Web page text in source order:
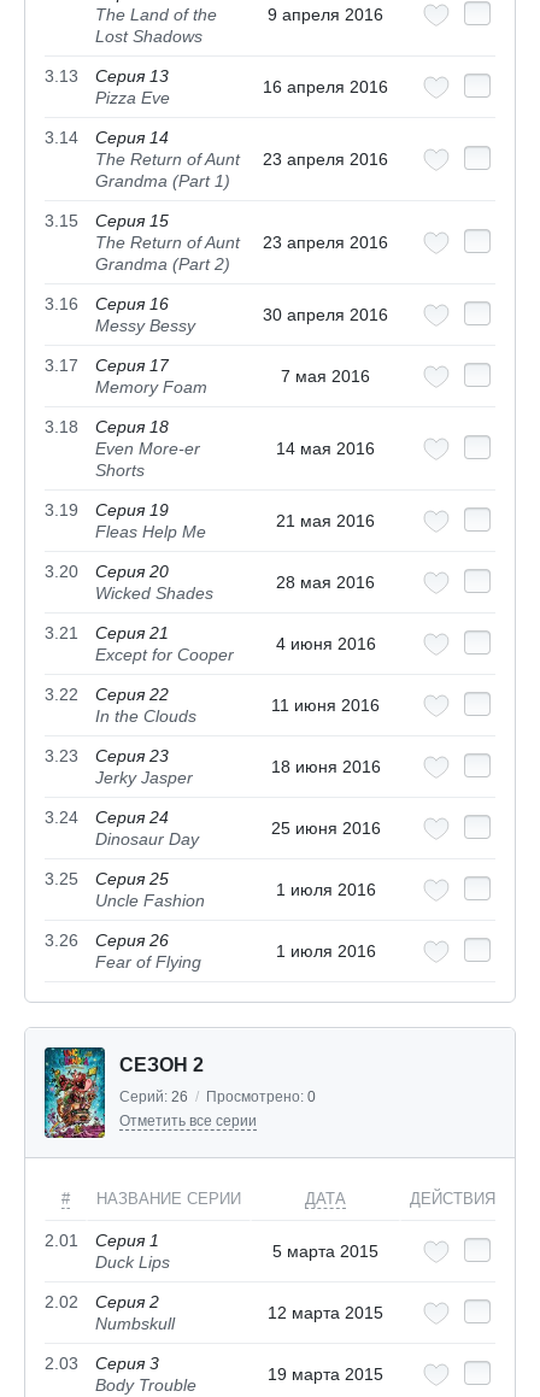
The Land of the
Lost Shadows
9 апреля 2016
3.13
Серия 13
Pizza Eve
16 апреля 2016
3.14
Серия 14
The Return of Aunt
Grandma (Part 1)
23 апреля 2016
3.15
Серия 15
The Return of Aunt
Grandma (Part 2)
23 апреля 2016
3.16
Серия 16
Messy Bessy
30 апреля 2016
3.17
Серия 17
Memory Foam
7 мая 2016
3.18
Серия 18
Even More-er
Shorts
14 мая 2016
3.19
Серия 19
Fleas Help Me
21 мая 2016
3.20
Серия 20
Wicked Shades
28 мая 2016
3.21
Серия 21
Except for Cooper
4 июня 2016
3.22
Серия 22
In the Clouds
11 июня 2016
3.23
Серия 23
Jerky Jasper
18 июня 2016
3.24
Серия 24
Dinosaur Day
25 июня 2016
3.25
Серия 25
Uncle Fashion
1 июля 2016
3.26
Серия 26
Fear of Flying
1 июля 2016
СЕЗОН 2
Серий: 26 / Просмотрено: 0
Отметить все серии
# НАЗВАНИЕ СЕРИИ ДАТА ДЕЙСТВИЯ
2.01
Серия 1
Duck Lips
5 марта 2015
2.02
Серия 2
Numbskull
12 марта 2015
2.03
Серия 3
Body Trouble
19 марта 2015